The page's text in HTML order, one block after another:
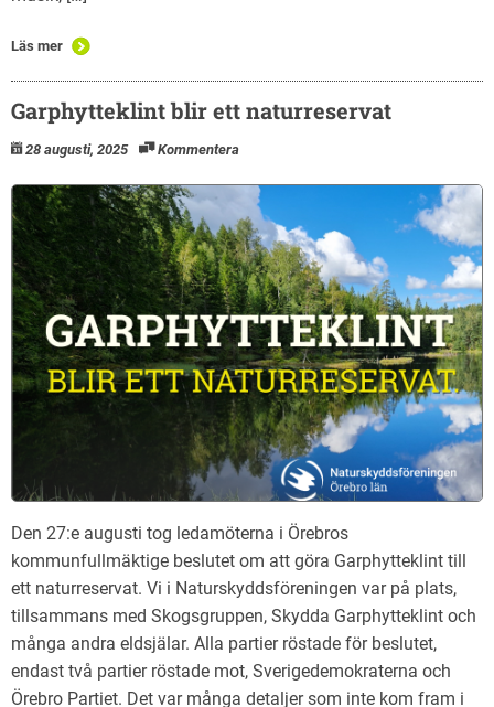
Läs mer
Garphytteklint blir ett naturreservat
28 augusti, 2025 Kommentera
Den 27:e augusti tog ledamöterna i Örebros
kommunfullmäktige beslutet om att göra Garphytteklint till
ett naturreservat. Vi i Naturskyddsföreningen var på plats,
tillsammans med Skogsgruppen, Skydda Garphytteklint och
många andra eldsjälar. Alla partier röstade för beslutet,
endast två partier röstade mot, Sverigedemokraterna och
Örebro Partiet. Det var många detaljer som inte kom fram i